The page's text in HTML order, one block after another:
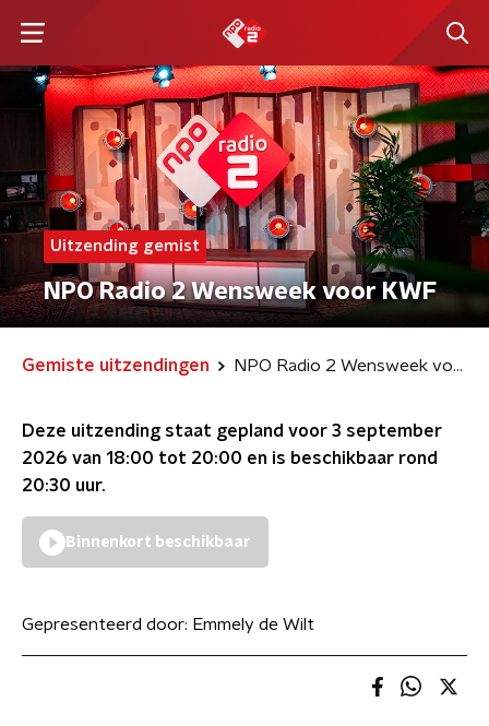
Uitzending gemist
NPO Radio 2 Wensweek voor KWF
Gemiste uitzendingen NPO Radio 2 Wensweek voor KWF
Deze uitzending staat gepland voor 3 september
2026 van 18:00 tot 20:00 en is beschikbaar rond
20:30 uur.
Binnenkort beschikbaar
Gepresenteerd door: Emmely de Wilt